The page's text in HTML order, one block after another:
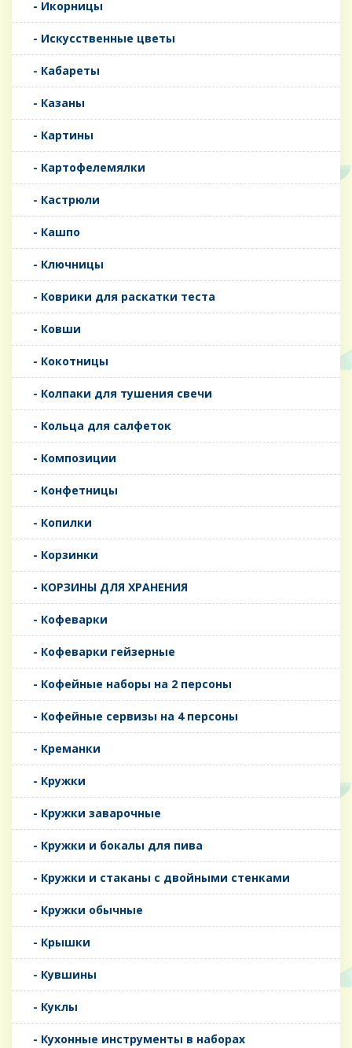
- Икорницы
- Искусственные цветы
- Кабареты
- Казаны
- Картины
- Картофелемялки
- Кастрюли
- Кашпо
- Ключницы
- Коврики для раскатки теста
- Ковши
- Кокотницы
- Колпаки для тушения свечи
- Кольца для салфеток
- Композиции
- Конфетницы
- Копилки
- Корзинки
- КОРЗИНЫ ДЛЯ ХРАНЕНИЯ
- Кофеварки
- Кофеварки гейзерные
- Кофейные наборы на 2 персоны
- Кофейные сервизы на 4 персоны
- Креманки
- Кружки
- Кружки заварочные
- Кружки и бокалы для пива
- Кружки и стаканы с двойными стенками
- Кружки обычные
- Крышки
- Кувшины
- Куклы
- Кухонные инструменты в наборах